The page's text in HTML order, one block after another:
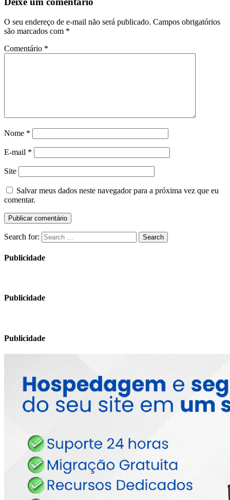
O seu endereço de e-mail não será publicado. Campos obrigatórios
são marcados com *
Comentário *
Nome *
E-mail *
Site
Salvar meus dados neste navegador para a próxima vez que eu
comentar.
Search for: Search
Publicidade
Publicidade
Publicidade